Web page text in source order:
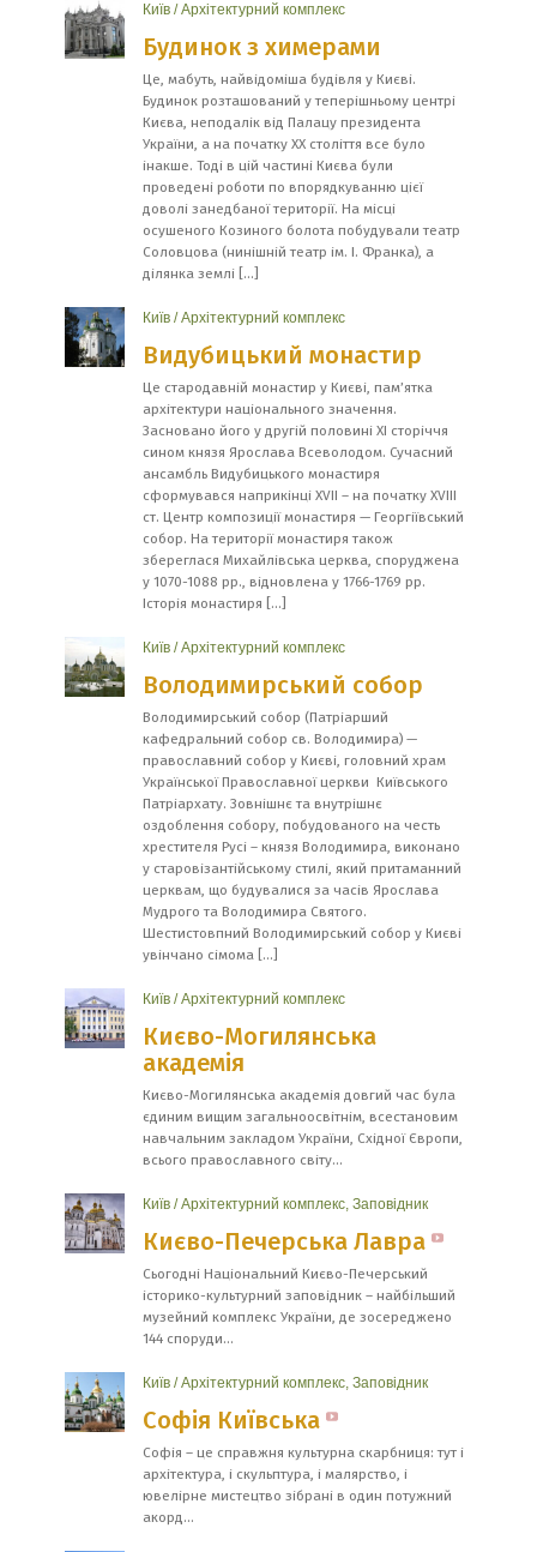
Київ /Архітектурний комплекс
Будинок з химерами
Це, мабуть, найвідоміша будівля у Києві.
Будинок розташований у теперішньому центрі
Києва, неподалік від Палацу президента
України, а на початку ХХ століття все було
інакше. Тоді в цій частині Києва були
проведені роботи по впорядкуванню цієї
доволі занедбаної території. На місці
осушеного Козиного болота побудували театр
Соловцова (нинішній театр ім. І. Франка), а
ділянка землі […]
Київ /Архітектурний комплекс
Видубицький монастир
Це стародавній монастир у Києві, пам’ятка
архітектури національного значення.
Засновано його у другій половині ХІ сторіччя
сином князя Ярослава Всеволодом. Сучасний
ансамбль Видубицького монастиря
сформувався наприкінці XVII – на початку XVIII
ст. Центр композиції монастиря — Георгіївський
собор. На території монастиря також
збереглася Михайлівська церква, споруджена
у 1070-1088 рр., відновлена у 1766-1769 рр.
Історія монастиря […]
Київ /Архітектурний комплекс
Володимирський собор
Володимирський собор (Патріарший
кафедральний собор св. Володимира) —
православний собор у Києві, головний храм
Української Православної церкви Київського
Патріархату. Зовнішнє та внутрішнє
оздоблення собору, побудованого на честь
хрестителя Русі – князя Володимира, виконано
у старовізантійському стилі, який притаманний
церквам, що будувалися за часів Ярослава
Мудрого та Володимира Святого.
Шестистовпний Володимирський собор у Києві
увінчано сімома […]
Київ /Архітектурний комплекс
Києво-Могилянська
академія
Києво-Могилянська академія довгий час була
єдиним вищим загальноосвітнім, всестановим
навчальним закладом України, Східної Європи,
всього православного світу...
Київ /Архітектурний комплекс Заповідник
Києво-Печерська Лавра
Сьогодні Національний Києво-Печерський
історико-культурний заповідник – найбільший
музейний комплекс України, де зосереджено
144 споруди...
Київ /Архітектурний комплекс Заповідник
Софія Київська
Софія – це справжня культурна скарбниця: тут і
архітектура, і скульптура, і малярство, і
ювелірне мистецтво зібрані в один потужний
акорд...